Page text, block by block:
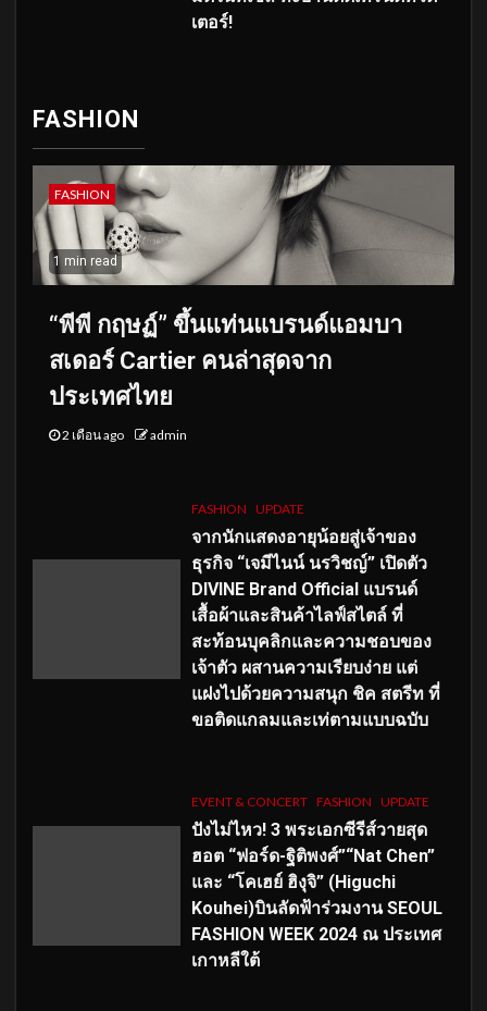
เตอร์!
FASHION
FASHION
1 min read
“พีพี กฤษฏ์” ขึ้นแท่นแบรนด์แอมบา
สเดอร์ Cartier คนล่าสุดจาก
ประเทศไทย
2 เดือน ago admin
FASHION UPDATE
จากนักแสดงอายุน้อยสู่เจ้าของ
ธุรกิจ “เจมีไนน์ นรวิชญ์” เปิดตัว
DIVINE Brand Official แบรนด์
เสื้อผ้าและสินค้าไลฟ์สไตล์ ที่
สะท้อนบุคลิกและความชอบของ
เจ้าตัว ผสานความเรียบง่าย แต่
แฝงไปด้วยความสนุก ชิค สตรีท ที่
ขอติดแกลมและเท่ตามแบบฉบับ
EVENT & CONCERT FASHION UPDATE
ปังไม่ไหว! 3 พระเอกซีรีส์วายสุด
ฮอต “ฟอร์ด-ฐิติพงศ์”“Nat Chen”
และ “โคเฮย์ ฮิงุจิ” (Higuchi
Kouhei)บินลัดฟ้าร่วมงาน SEOUL
FASHION WEEK 2024 ณ ประเทศ
เกาหลีใต้